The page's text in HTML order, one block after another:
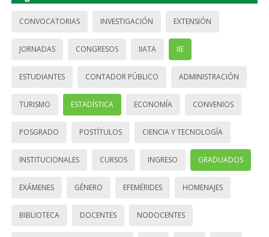
CONVOCATORIAS INVESTIGACIÓN EXTENSIÓN
JORNADAS CONGRESOS IIATA IIE
ESTUDIANTES CONTADOR PÚBLICO ADMINISTRACIÓN
TURISMO ESTADÍSTICA ECONOMÍA CONVENIOS
POSGRADO POSTÍTULOS CIENCIA Y TECNOLOGÍA
INSTITUCIONALES CURSOS INGRESO GRADUADOS
EXÁMENES GÉNERO EFEMÉRIDES HOMENAJES
BIBLIOTECA DOCENTES NODOCENTES